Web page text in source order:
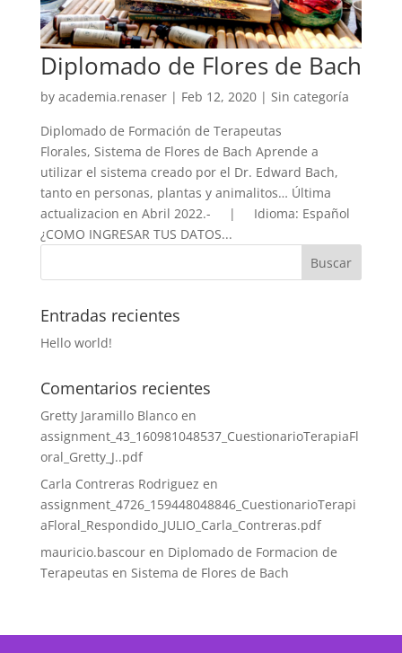
Diplomado de Flores de Bach
by academia.renaser| Feb 12, 2020| Sin categoría
Diplomado de Formación de Terapeutas
Florales, Sistema de Flores de Bach Aprende a
utilizar el sistema creado por el Dr. Edward Bach,
tanto en personas, plantas y animalitos… Última
actualizacion en Abril 2022.- | Idioma: Español
¿COMO INGRESAR TUS DATOS...
Entradas recientes
Hello world!
Comentarios recientes
Gretty Jaramillo Blancoen
assignment_43_160981048537_CuestionarioTerapiaFl
oral_Gretty_J..pdf
Carla Contreras Rodriguez en
assignment_4726_159448048846_CuestionarioTerapi
aFloral_Respondido_JULIO_Carla_Contreras.pdf
mauricio.bascouren Diplomado de Formacion de
Terapeutas en Sistema de Flores de Bach